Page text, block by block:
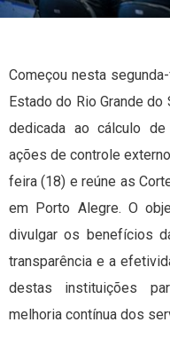
Começou nesta
Estado do Rio Grande do
dedicada ao cálculo
ações de controle
feira (18) e reúne as
em Porto Alegre. O
divulgar os benefícios
transparência e a
destas instituições
melhoria contínua dos